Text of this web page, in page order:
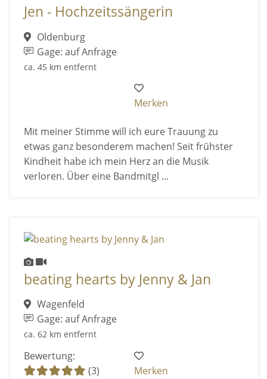
Jen - Hochzeitssängerin
Oldenburg
Gage: auf Anfrage
ca. 45 km entfernt
Merken
Mit meiner Stimme will ich eure Trauung zu
etwas ganz besonderem machen! Seit frühster
Kindheit habe ich mein Herz an die Musik
verloren. Über eine Bandmitgl ...
beating hearts by Jenny & Jan
Wagenfeld
Gage: auf Anfrage
ca. 62 km entfernt
Bewertung:
(3)
Merken